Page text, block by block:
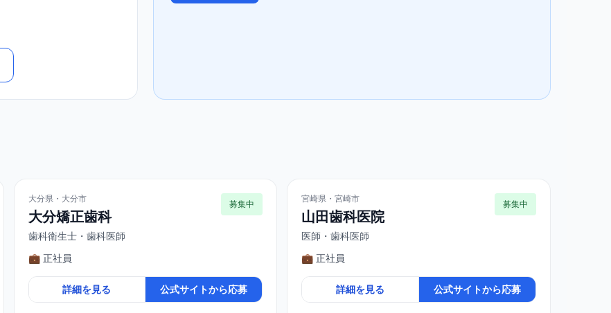
大分県・大分市
大分矯正歯科
歯科衛生士・歯科医師
募集中
💼 正社員
詳細を見る 公式サイトから応募
宮崎県・宮崎市
山田歯科医院
医師・歯科医師
募集中
💼 正社員
詳細を見る 公式サイトから応募